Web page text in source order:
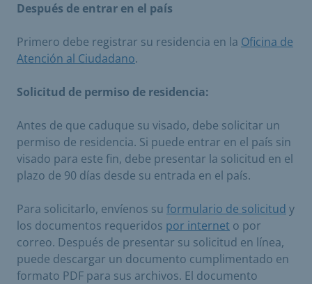
Después de entrar en el país
Primero debe registrar su residencia en la Oficina de
Atención al Ciudadano.
Solicitud de permiso de residencia:
Antes de que caduque su visado, debe solicitar un
permiso de residencia. Si puede entrar en el país sin
visado para este fin, debe presentar la solicitud en el
plazo de 90 días desde su entrada en el país.
Para solicitarlo, envíenos su formulario de solicitud y
los documentos requeridos por internet o por
correo. Después de presentar su solicitud en línea,
puede descargar un documento cumplimentado en
formato PDF para sus archivos. El documento